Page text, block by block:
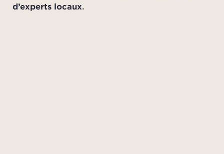
d’experts locaux.